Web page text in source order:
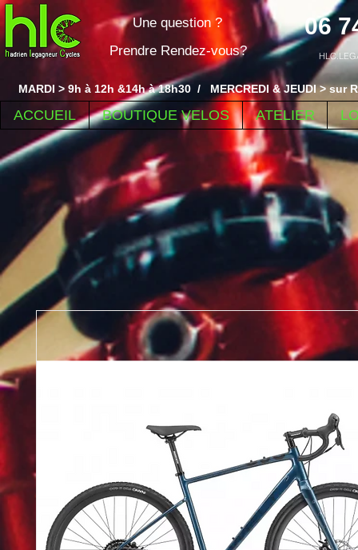
Une question ?
Prendre Rendez-vous?
06
MARDI > 9h à 12h &14h à 18h30 / MERCREDI & JEUDI >
ACCUEIL BOUTIQUE VELOS ATELIER